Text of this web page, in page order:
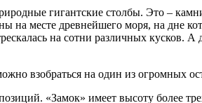
гигантские столбы. Это –
на месте древнейшего моря, на дне
на сотни различных
взобраться на один из огромных
«Замок» имеет высоту более